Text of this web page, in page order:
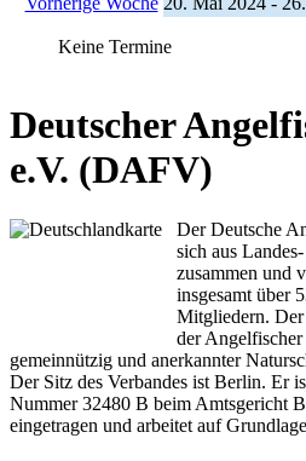
Keine Termine
Deutscher
e.V. (DAFV)
Der Deutsche
sich aus
zusammen und
insgesamt über
Mitgliedern.
der
gemeinnützig und anerkannter
Der Sitz des Verbandes ist Berlin. Er
Nummer 32480 B beim Amtsgericht
eingetragen und arbeitet auf